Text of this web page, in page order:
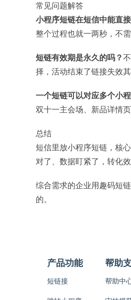
常见问题解答
小程序短链在短信中能直
整个过程也就一两秒，不
短链有效期是永久的吗？
择，活动结束了链接失效其
一个短链可以对应多个小
双十一主会场、新品详情
总结
短信里放小程序短链，核
对了、数据盯紧了，转化效
综合需求的企业用趣码短
的。
产品功能
短链接
帮助
帮助中